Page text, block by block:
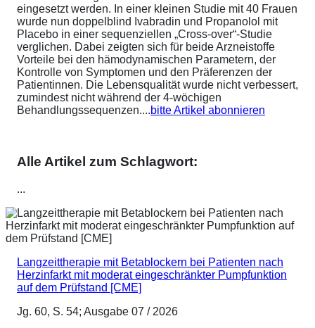
eingesetzt werden. In einer kleinen Studie mit 40 Frauen
wurde nun doppelblind Ivabradin und Propanolol mit
Placebo in einer sequenziellen „Cross-over“-Studie
verglichen. Dabei zeigten sich für beide Arzneistoffe
Vorteile bei den hämodynamischen Parametern, der
Kontrolle von Symptomen und den Präferenzen der
Patientinnen. Die Lebensqualität wurde nicht verbessert,
zumindest nicht während der 4-wöchigen
Behandlungssequenzen....bitte Artikel abonnieren
Alle Artikel zum Schlagwort:
...
Langzeittherapie mit Betablockern bei Patienten nach
Herzinfarkt mit moderat eingeschränkter Pumpfunktion
auf dem Prüfstand [CME]
Jg. 60, S. 54; Ausgabe 07 / 2026